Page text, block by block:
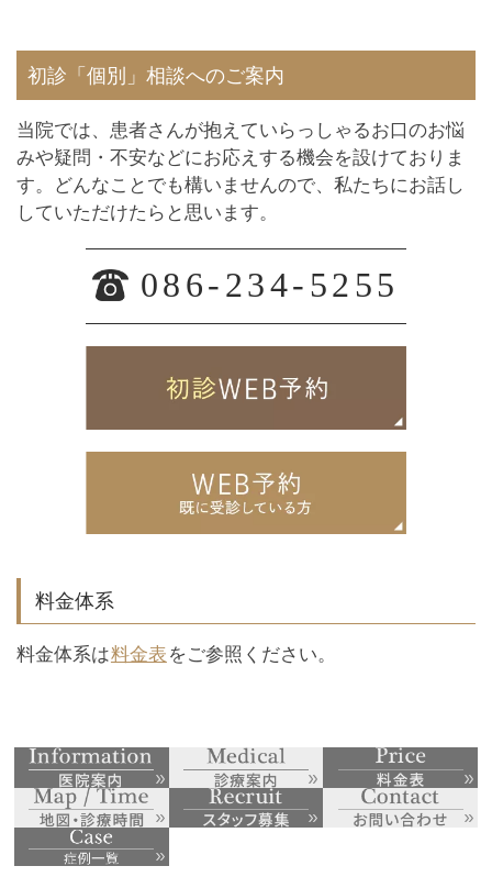
初診「個別」相談へのご案内
当院では、患者さんが抱えていらっしゃるお口のお悩
みや疑問・不安などにお応えする機会を設けておりま
す。どんなことでも構いませんので、私たちにお話し
していただけたらと思います。
086-234-5255
料金体系
料金体系は料金表 をご参照ください。